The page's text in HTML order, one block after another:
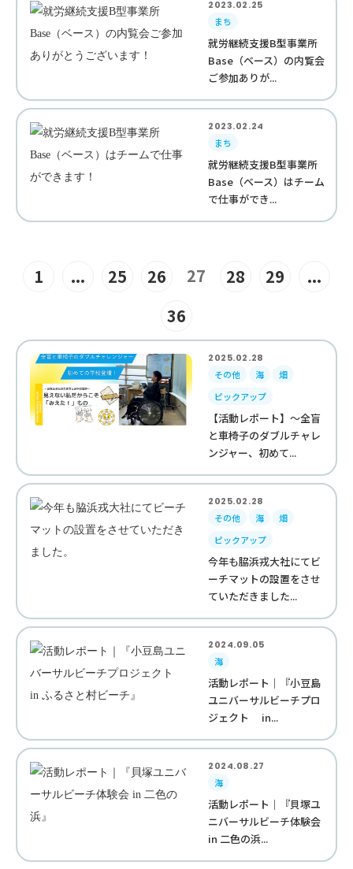
2023.02.25
まち
就労継続支援B型事業所
Base（ベース）の内覧会
ご参加ありが...
2023.02.24
まち
就労継続支援B型事業所
Base（ベース）はチーム
で仕事ができ...
1 ... 25 26 27 28 29
...
36
2025.02.28
その他
海
畑
ピックアップ
【活動レポート】～全盲
と車椅子のダブルチャレ
ンジャー、初めて...
2025.02.28
その他
海
畑
ピックアップ
今年も脇浜戎大社にてビ
ーチマットの設置をさせ
ていただきました...
2024.09.05
海
活動レポート｜『小豆島
ユニバーサルビーチプロ
ジェクト in...
2024.08.27
海
活動レポート｜『貝塚ユ
ニバーサルビーチ体験会
in 二色の浜...